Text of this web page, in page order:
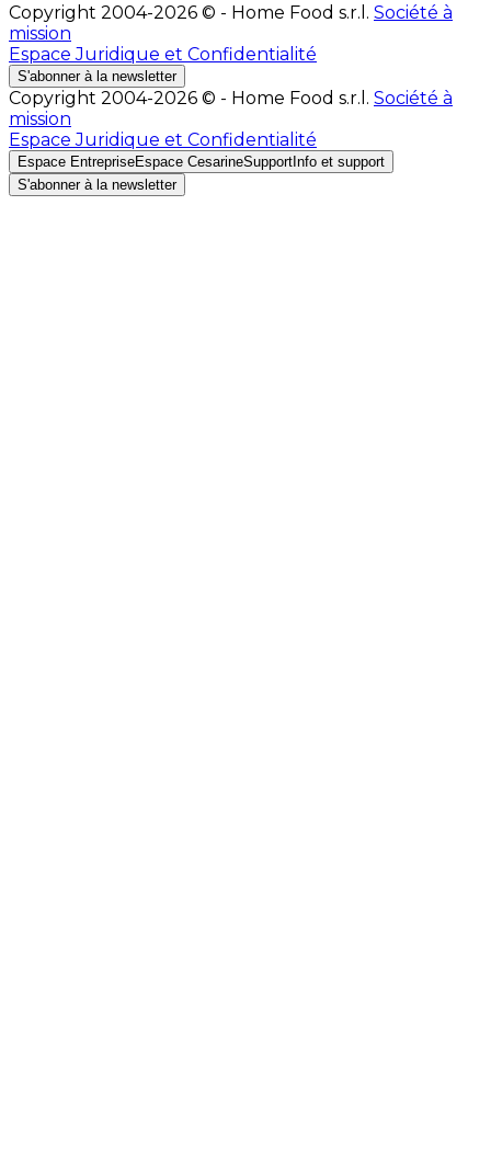
Copyright 2004-2026 © - Home Food s.r.l. Société à
mission
Espace Juridique et Confidentialité
S'abonner à la newsletter
Copyright 2004-2026 © - Home Food s.r.l. Société à
mission
Espace Juridique et Confidentialité
Espace EntrepriseEspace CesarineSupport Info et support
S'abonner à la newsletter